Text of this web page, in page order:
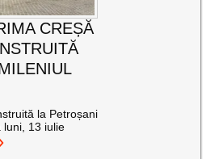
CREȘĂ
la Petroșani
luni, 13 iulie